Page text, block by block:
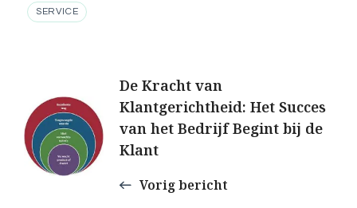
SERVICE
Berichtnavigatie
De Kracht van
Klantgerichtheid: Het Succes
van het Bedrijf Begint bij de
Klant
Vorig bericht